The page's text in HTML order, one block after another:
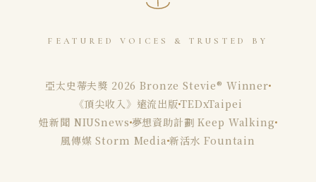
FEATURED VOICES & TRUSTED BY
亞太史蒂夫獎 2026 Bronze Stevie® Winner
《頂尖收入》遠流出版 TEDxTaipei
妞新聞 NIUSnews 夢想資助計劃 Keep Walking
風傳媒 Storm Media 新活水 Fountain